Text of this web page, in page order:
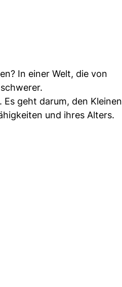
In einer Welt, die von
geht darum, den Kleinen
und ihres Alters.